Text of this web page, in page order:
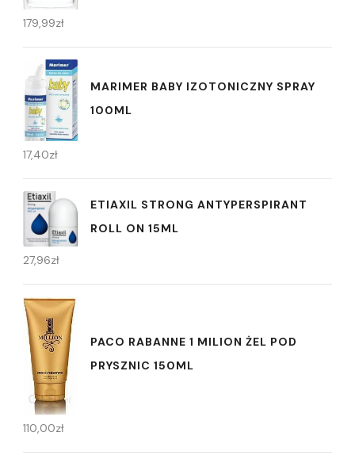
179,99zł
MARIMER BABY IZOTONICZNY SPRAY
100ML
17,40zł
ETIAXIL STRONG ANTYPERSPIRANT
ROLL ON 15ML
27,96zł
PACO RABANNE 1 MILION ŻEL POD
PRYSZNIC 150ML
110,00zł